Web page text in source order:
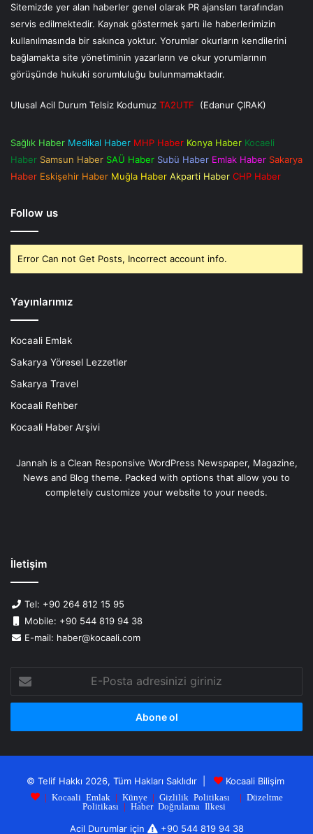
Sitemizde yer alan haberler genel olarak PR ajansları tarafından
servis edilmektedir. Kaynak göstermek şartı ile haberlerimizin
kullanılmasında bir sakınca yoktur. Yorumlar okurların kendilerini
bağlamakta site yönetiminin yazarların ve okur yorumlarının
görüşünde hukuki sorumluluğu bulunmamaktadır.
Ulusal Acil Durum Telsiz Kodumuz TA2UTF (Edanur ÇIRAK)
Sağlık Haber Medikal Haber MHP Haber Konya Haber Kocaeli
Haber Samsun Haber SAÜ Haber Subü Haber Emlak Haber Sakarya
Haber Eskişehir Haber Muğla Haber Akparti Haber CHP Haber
Follow us
Error Can not Get Posts, Incorrect account info.
Yayınlarımız
Kocaali Emlak
Sakarya Yöresel Lezzetler
Sakarya Travel
Kocaali Rehber
Kocaali Haber Arşivi
Jannah is a Clean Responsive WordPress Newspaper, Magazine,
News and Blog theme. Packed with options that allow you to
completely customize your website to your needs.
İletişim
Tel: +90 264 812 15 95
Mobile: +90 544 819 94 38
E-mail: haber@kocaali.com
Posta
adresinizi
© Telif Hakkı 2026, Tüm Hakları Saklıdır | Kocaali Bilişim
| Kocaali Emlak | Künye| Gizlilik Politikası | Düzeltme
Politikası | Haber Doğrulama Ilkesi
Acil Durumlar için +90 544 819 94 38